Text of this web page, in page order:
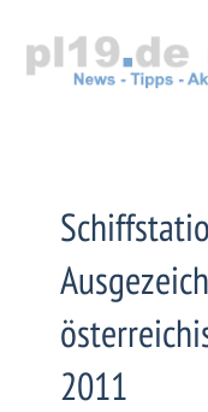
springen
2011